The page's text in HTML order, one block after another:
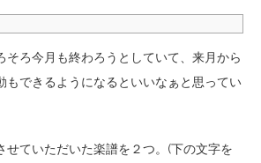
そろ今月も終わろうとしていて、来月から
もできるようになるといいなぁと思ってい
せていただいた楽譜を２つ。(下の文字を